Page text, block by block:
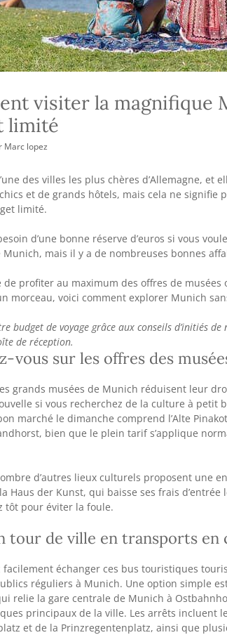
visiter la magnifique
limité
Marc lopez
des villes les plus chères d’Allemagne, et
et de grands hôtels, mais cela ne signifie
limité.
d’une bonne réserve d’euros si vous
mais il y a de nombreuses bonnes
de profiter au maximum des offres de
morceau, voici comment explorer Munich
budget de voyage grâce aux conseils d’initiés
de réception.
vous sur les offres des
grands musées de Munich réduisent leur
si vous recherchez de la culture à petit
marché le dimanche comprend l’Alte
bien que le plein tarif s’applique
d’autres lieux culturels proposent une
Haus der Kunst, qui baisse ses frais
tôt pour éviter la foule.
tour de ville en transports en
facilement échanger ces bus touristiques
réguliers à Munich. Une option simple
relie la gare centrale de Munich à
principaux de la ville. Les arrêts incluent
et de la Prinzregentenplatz, ainsi que